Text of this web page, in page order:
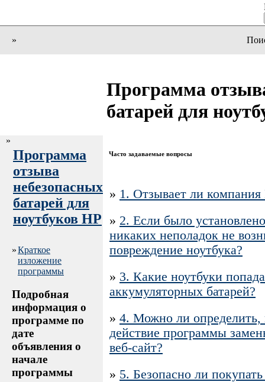
»
Программа
батарей для
»
Программа
отзыва
небезопасных
батарей для
ноутбуков HP
»Краткое
изложение
программы
Подробная
информация о
программе по
дате
объявления о
начале
программы
Часто задаваемые вопросы
» 1. Отзывает ли
» 2. Если было
никаких неполадок не
повреждение ноутбука?
» 3. Какие ноутбуки
аккумуляторных батарей?
» 4. Можно ли определить,
действие программы
веб-сайт?
» 5. Безопасно ли